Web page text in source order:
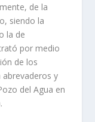
de la
siendo la
la de
por medio
de los
abrevaderos y
del Agua en